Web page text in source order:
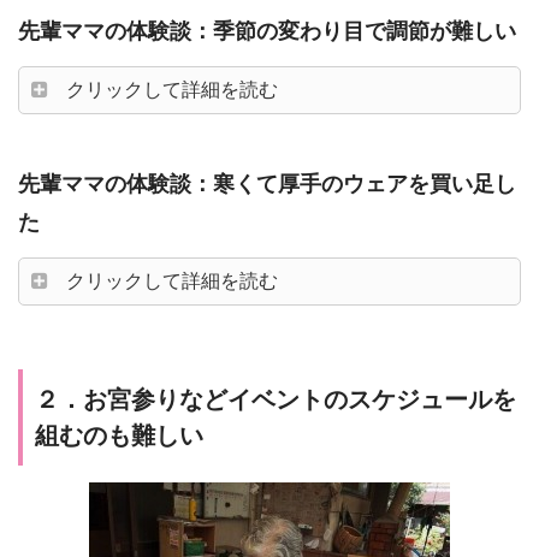
先輩ママの体験談：季節の変わり目で調節が難しい
クリックして詳細を読む
先輩ママの体験談：寒くて厚手のウェアを買い足し
た
クリックして詳細を読む
２．お宮参りなどイベントのスケジュールを
組むのも難しい